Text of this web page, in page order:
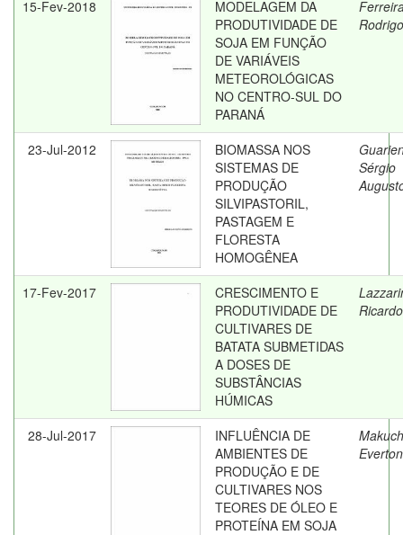
15-Fev-2018
MODELAGEM DA
PRODUTIVIDADE DE
SOJA EM FUNÇÃO
DE VARIÁVEIS
METEOROLÓGICAS
NO CENTRO-SUL DO
PARANÁ
Rodrigo
23-Jul-2012
BIOMASSA NOS
SISTEMAS DE
PRODUÇÃO
SILVIPASTORIL,
PASTAGEM E
FLORESTA
HOMOGÊNEA
Sérgio
17-Fev-2017
CRESCIMENTO E
PRODUTIVIDADE DE
CULTIVARES DE
BATATA SUBMETIDAS
A DOSES DE
SUBSTÂNCIAS
HÚMICAS
Ricardo
28-Jul-2017
INFLUÊNCIA DE
AMBIENTES DE
PRODUÇÃO E DE
CULTIVARES NOS
TEORES DE ÓLEO E
PROTEÍNA EM SOJA